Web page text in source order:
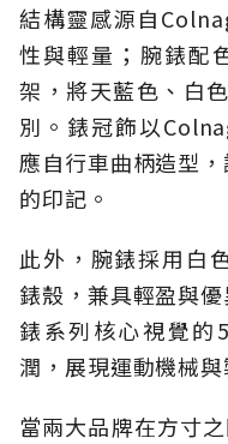
結構靈感源自
性與輕量；腕錶配
架，將天藍色、白
別。錶冠飾以
應自行車曲柄造型
的印記。
此外，腕錶採用白
錶殼，兼具輕盈與
錶系列核心視覺的
潤，展現運動機械
當兩大品牌在方寸